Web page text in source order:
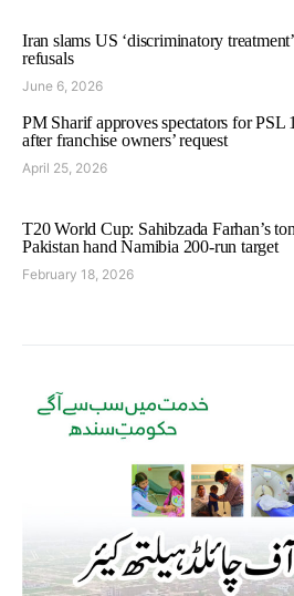
Iran slams US ‘discriminatory
refusals
June 6, 2026
PM Sharif approves spectators for PSL
after franchise owners’ request
April 25, 2026
T20 World Cup: Sahibzada Farhan’s
Pakistan hand Namibia 200-run target
February 18, 2026